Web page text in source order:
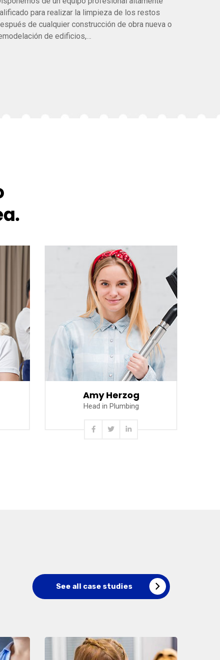
para realizar la limpieza de los restos
de cualquier construcción de obra nueva o
de edificios,…
Amy Herzog
Head in Plumbing
See all case studies